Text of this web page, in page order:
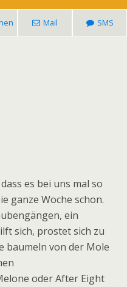
Mail SMS
es bei uns mal so
ganze Woche schon.
ein
sich, prostet sich zu
baumeln von der Mole
oder After Eight